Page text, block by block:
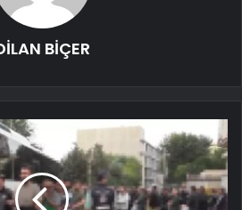
BİÇER